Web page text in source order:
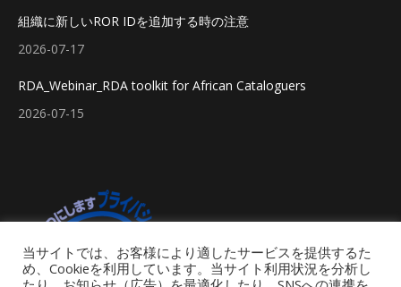
組織に新しいROR IDを追加する時の注意
2026-07-17
RDA_Webinar_RDA toolkit for African Cataloguers
2026-07-15
当サイトでは、お客様により適したサービスを提供するた
め、Cookieを利用しています。当サイト利用状況を分析し